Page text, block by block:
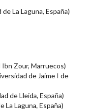
La Laguna, España)
Zour, Marruecos)
de Jaime I de
de Lleida, España)
La Laguna, España)